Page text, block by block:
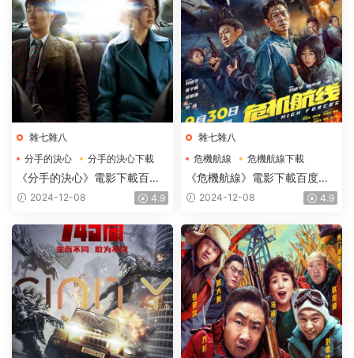
雜七雜八
分手的決心
分手的決心下載
分手的決心電影下載
《分手的決心》電影下載百度
網盤2022_BD韓語中字2GB
2024-12-08 4.9
雜七雜八
危機航線
危機航線下載
危機航線電影下載
《危機航線》電影下載百度網
盤2024_HD國語中英雙字
2024-12-08 4.9